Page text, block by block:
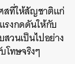
ศสที่ให้สัญชาติแก่
รงกดดันให้กับ
สวนเป็นไปอย่าง
โทษจริงๆ
EMAIL